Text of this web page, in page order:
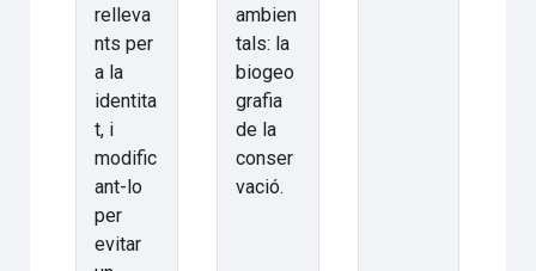
relleva
nts per
a la
identita
t, i
modific
ant-lo
per
evitar
ambien
tals: la
biogeo
grafia
de la
conser
vació.